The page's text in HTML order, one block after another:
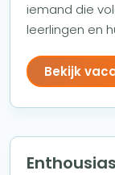
iemand die
leerlingen en
Bekijk